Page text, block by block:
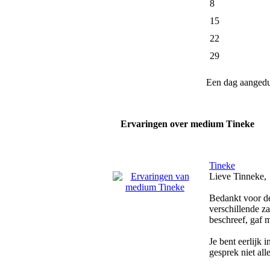
8
15
22
29
Een dag
Ervaringen over medium Tineke
Tineke
Lieve Tinneke,
Bedankt voor
verschillende
beschreef, gaf
Je bent eerlijk
gesprek niet